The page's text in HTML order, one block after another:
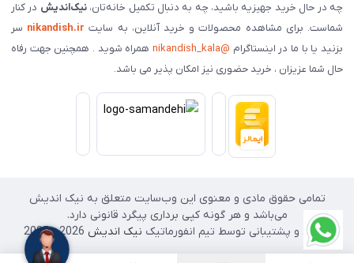
چه در حال خرید جهیزیه باشید، چه به دنبال تکمیل خانه‌تان،نیک‌اندیش در کنار
شماست. برای مشاهده محصولات و خرید آنلاین، به سایت nikandish.ir سر
بزنید یا با ما در اینستاگرام @nikandish_kala
همراه شوید . همچنین جهت رفاه
حال شما عزیزان ، خرید حضوری نیز امکان پذیر می باشد.
تمامی حقوق مادی و معنوی این وب‌سایت متعلق به نیک اندیش
می‌باشد و هر گونه کپی برداری پیگرد قانونی دارد.
طراحی و پشتیبانی توسط تیم انفورماتیک نیک اندیش 2026 - 2025